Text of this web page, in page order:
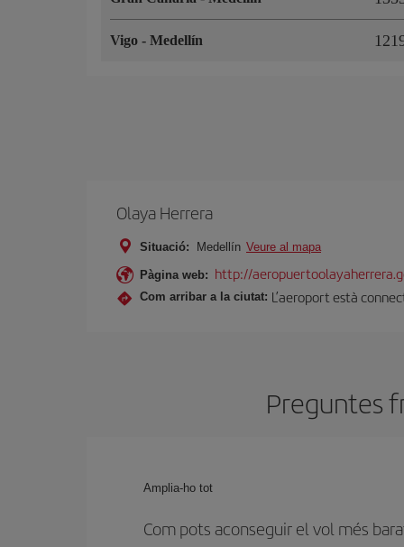
Vigo - Medellín
Olaya Herrera
Situació: Medellín Veure al mapa
Pàgina web: http://
Com arribar a la ciutat: L’aeroport està
Preguntes
Amplia-ho tot
Com pots aconseguir el vol més